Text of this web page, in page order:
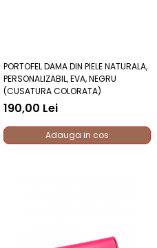
PORTOFEL DAMA DIN PIELE NATURALA,
PERSONALIZABIL, EVA, NEGRU
(CUSATURA COLORATA)
190,00 Lei
Adauga in cos